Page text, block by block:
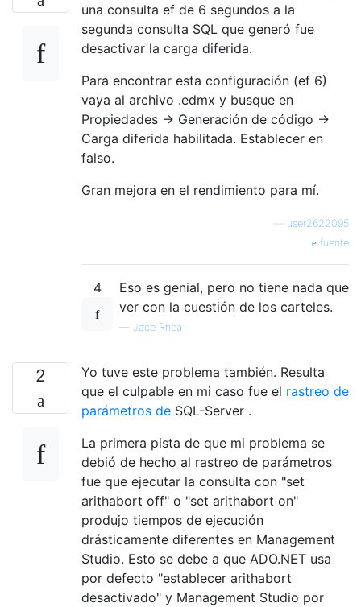
una consulta ef de 6 segundos a la
segunda consulta SQL que generó fue
desactivar la carga diferida.
Para encontrar esta configuración (ef 6)
vaya al archivo .edmx y busque en
Propiedades -> Generación de código ->
Carga diferida habilitada. Establecer en
falso.
Gran mejora en el rendimiento para mí.
user2622095
fuente
4
Eso es genial, pero no tiene nada que
ver con la cuestión de los carteles.
— Jace Rhea
2
Yo tuve este problema también. Resulta
que el culpable en mi caso fue el rastreo de
parámetros de SQL-Server .
La primera pista de que mi problema se
debió de hecho al rastreo de parámetros
fue que ejecutar la consulta con "set
arithabort off" o "set arithabort on"
produjo tiempos de ejecución
drásticamente diferentes en Management
Studio. Esto se debe a que ADO.NET usa
por defecto "establecer arithabort
desactivado" y Management Studio por